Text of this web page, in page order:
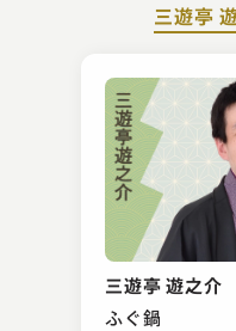
三遊亭
三遊亭 遊之介
ふぐ鍋
神田 阿久鯉
水戸黄門紀
2023.12.20 | 15分